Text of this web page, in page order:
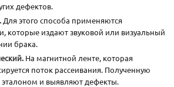
дефектов.
Для этого способа применяются
которые издают звуковой или визуальный
брака.
На магнитной ленте, которая
поток рассеивания. Полученную
эталоном и выявляют дефекты.